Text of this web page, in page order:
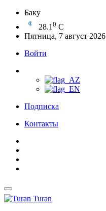
Баку
28.1 0 C
Пятница, 7 август 2026
Войти
Подписка
Контакты
Turan